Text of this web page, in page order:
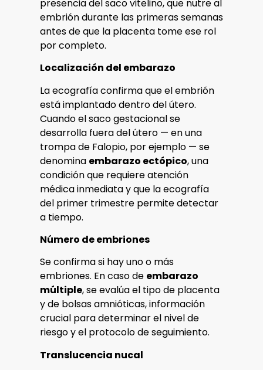
presencia del saco vitelino, que nutre al
embrión durante las primeras semanas
antes de que la placenta tome ese rol
por completo.
Localización del embarazo
La ecografía confirma que el embrión
está implantado dentro del útero.
Cuando el saco gestacional se
desarrolla fuera del útero — en una
trompa de Falopio, por ejemplo — se
denomina embarazo ectópico, una
condición que requiere atención
médica inmediata y que la ecografía
del primer trimestre permite detectar
a tiempo.
Número de embriones
Se confirma si hay uno o más
embriones. En caso de embarazo
múltiple, se evalúa el tipo de placenta
y de bolsas amnióticas, información
crucial para determinar el nivel de
riesgo y el protocolo de seguimiento.
Translucencia nucal